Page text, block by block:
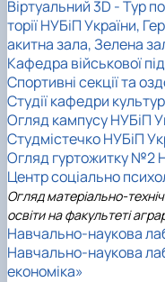
Віртуальний 3D - Тур
торії НУБіП України,
акитна зала, Зелена
Кафедра військової
Спортивні секції та
Студії кафедри
Огляд кампусу НУБіП
Студмістечко НУБіП
Огляд гуртожитку №2
Центр соціально
Огляд матеріально-
освіти на факультеті
Навчально-наукова
Навчально-наукова
економіка»